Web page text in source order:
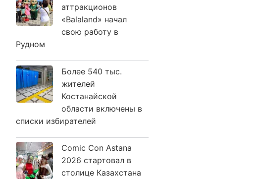
аттракционов
«Balaland» начал
свою работу в
Рудном
Более 540 тыс.
жителей
Костанайской
области включены в
списки избирателей
Comic Con Astana
2026 стартовал в
столице Казахстана